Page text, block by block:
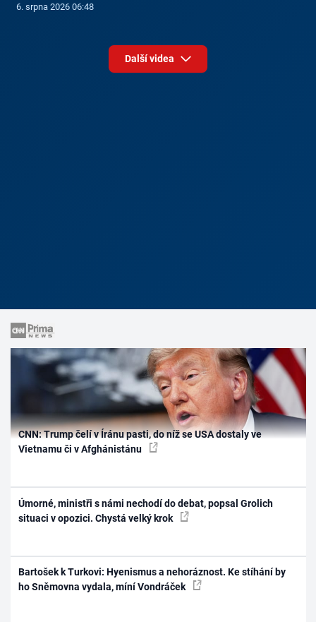
6. srpna 2026 06:48
Další videa
CNN: Trump čelí v Íránu pasti, do níž se USA dostaly ve
Vietnamu či v Afghánistánu
Úmorné, ministři s námi nechodí do debat, popsal Grolich
situaci v opozici. Chystá velký krok
Bartošek k Turkovi: Hyenismus a nehoráznost. Ke stíhání by
ho Sněmovna vydala, míní Vondráček